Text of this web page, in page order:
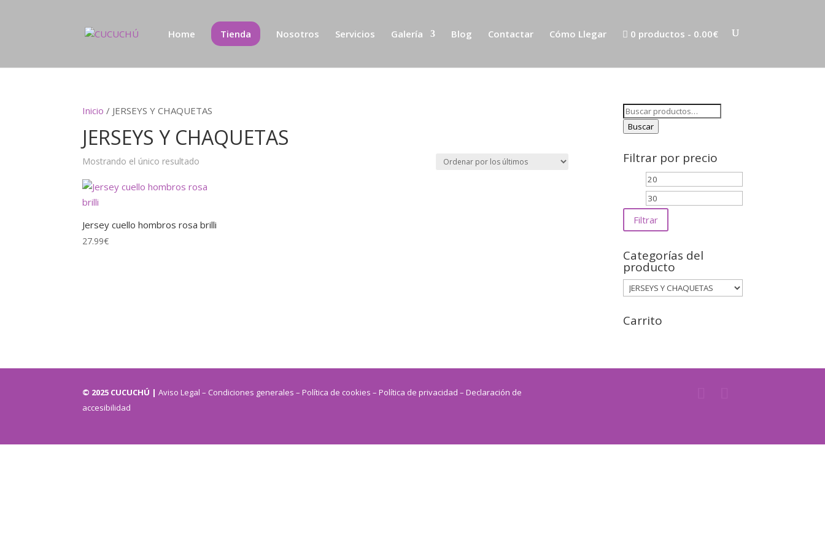
Home Tienda Nosotros Servicios Galería Blog Contactar Cómo Llegar 0 productos 0.00€
Inicio / JERSEYS Y CHAQUETAS
JERSEYS Y CHAQUETAS
Mostrando el único resultado
Jersey cuello hombros rosa brilli
27.99€
Buscar
por:
Buscar
Filtrar por precio
Precio
mínimo
Filtrar
Categorías del
producto
Carrito
© 2025 CUCUCHÚ |Aviso Legal– Condiciones generales – Política de cookies – Política de privacidad– Declaración de
accesibilidad